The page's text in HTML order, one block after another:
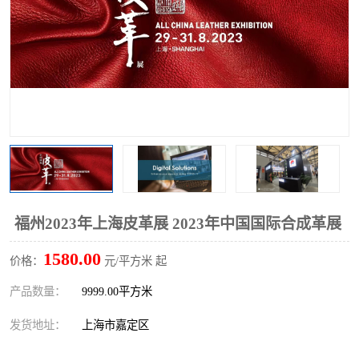
福州2023年上海皮革展 2023年中国国际合成革展
价格： 1580.00 元/平方米 起
产品数量： 9999.00平方米
发货地址： 上海市嘉定区